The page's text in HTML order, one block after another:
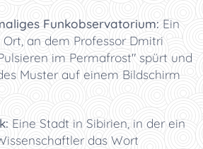
Funkobservatorium: Ein
an dem Professor Dmitri
im Permafrost" spürt und
Muster auf einem Bildschirm
Eine Stadt in Sibirien, in der ein
das Wort